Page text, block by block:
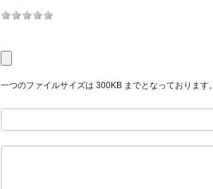
一つのファイルサイズは 300KB までとなっております。